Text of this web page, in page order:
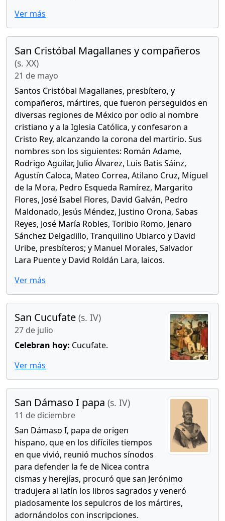
Ver más
San Cristóbal Magallanes y compañeros
(s. XX)
21 de mayo
Santos Cristóbal Magallanes, presbítero, y
compañeros, mártires, que fueron perseguidos en
diversas regiones de México por odio al nombre
cristiano y a la Iglesia Católica, y confesaron a
Cristo Rey, alcanzando la corona del martirio. Sus
nombres son los siguientes: Román Adame,
Rodrigo Aguilar, Julio Álvarez, Luis Batis Sáinz,
Agustín Caloca, Mateo Correa, Atilano Cruz, Miguel
de la Mora, Pedro Esqueda Ramírez, Margarito
Flores, José Isabel Flores, David Galván, Pedro
Maldonado, Jesús Méndez, Justino Orona, Sabas
Reyes, José María Robles, Toribio Romo, Jenaro
Sánchez Delgadillo, Tranquilino Ubiarco y David
Uribe, presbíteros; y Manuel Morales, Salvador
Lara Puente y David Roldán Lara, laicos.
Ver más
San Cucufate (s. IV)
27 de julio
Celebran hoy: Cucufate.
Ver más
San Dámaso I papa (s. IV)
11 de diciembre
San Dámaso I, papa de origen
hispano, que en los difíciles tiempos
en que vivió, reunió muchos sínodos
para defender la fe de Nicea contra
cismas y herejías, procuró que san Jerónimo
tradujera al latín los libros sagrados y veneró
piadosamente los sepulcros de los mártires,
adornándolos con inscripciones.